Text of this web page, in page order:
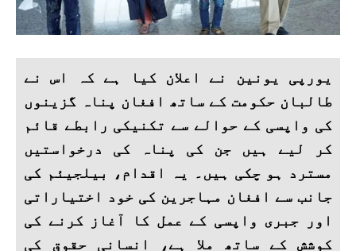
یورپی یونین نے اعلان کیا ہے کہ اس نے
طالبان حکومت کے ساتھ افغان پناہ گزینوں
کی واپسی کے حوالے سے تکنیکی رابطے قائم
کر لیے ہیں جن کی پناہ کی درخواستیں
مسترد ہو چکی ہیں۔ یہ اقدام، بیلجیئم کی
جانب سے افغان مہاجرین کی خود اختیاراتی
اور جبری واپسی کے عمل کا آغاز کرنے کی
کوشش کے ساتھ ملا ہے، انسانی حقوق کی